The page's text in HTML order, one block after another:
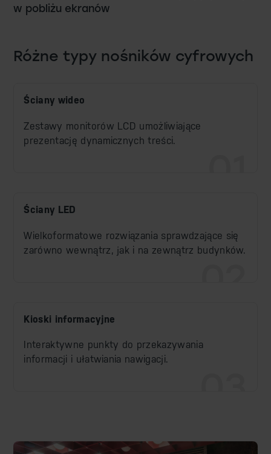
w pobliżu ekranów
Różne typy nośników cyfrowych
Ściany wideo
Zestawy monitorów LCD umożliwiające
prezentację dynamicznych treści.
Ściany LED
Wielkoformatowe rozwiązania sprawdzające się
zarówno wewnątrz, jak i na zewnątrz budynków.
Kioski informacyjne
Interaktywne punkty do przekazywania
informacji i ułatwiania nawigacji.